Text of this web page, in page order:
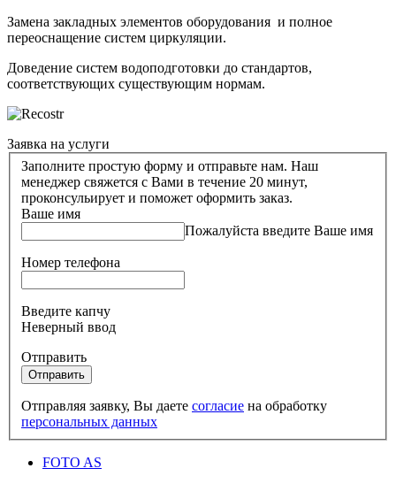
Замена закладных элементов оборудования и полное
переоснащение систем циркуляции.
Доведение систем водоподготовки до стандартов,
соответствующих существующим нормам.
Заявка на услуги
Заполните простую форму и отправьте нам. Наш
менеджер свяжется с Вами в течение 20 минут,
проконсульирует и поможет оформить заказ.
Ваше имя
Пожалуйста введите Ваше имя
Номер телефона
Введите капчу
Неверный ввод
Отправить
Отправить
Отправляя заявку, Вы даете согласие на обработку
персональных данных
FOTO AS